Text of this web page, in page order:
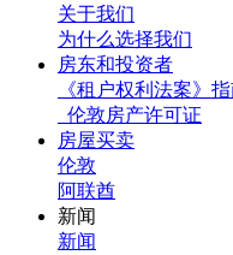
关于我们
为什么选择我们
房东和投资者
《租户权利法案》
伦敦房产许可证
房屋买卖
伦敦
阿联酋
新闻
新闻